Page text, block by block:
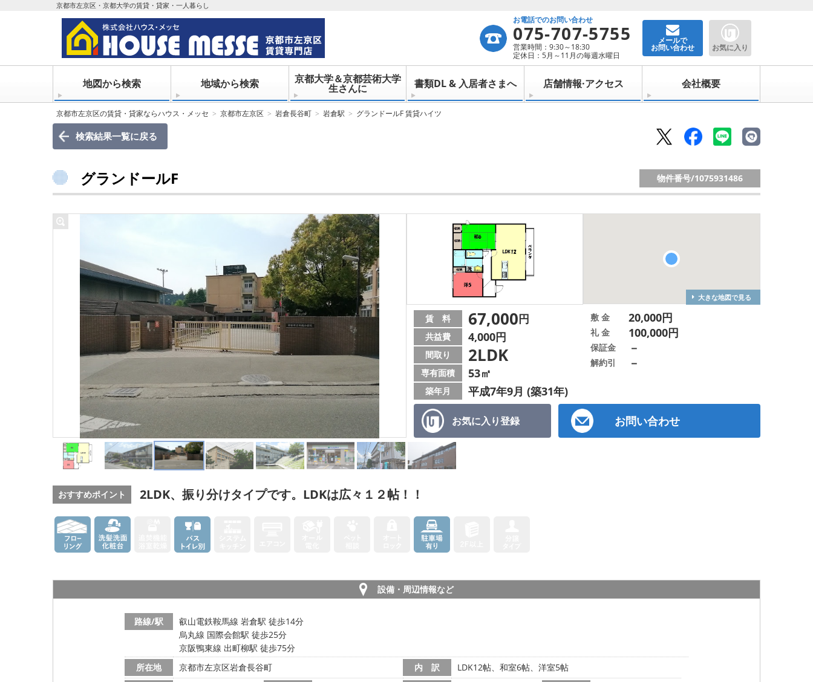
京都市左京区・京都大学の賃貸・貸家・一人暮らし
お電話でのお問い合わせ
075-707-5755
営業時間：9:30～18:30
定休日：5月～11月の毎週水曜日
メールで
お問い合わせ お気に入り
地図から検索 地域から検索 京都大学＆京都芸術大学
生さんに 書類DL & 入居者さまへ 店舗情報·アクセス 会社概要
京都市左京区の賃貸・貸家ならハウス・メッセ 京都市左京区 岩倉長谷町 岩倉駅 グランドールF 賃貸ハイツ
検索結果一覧に戻る
グランドールF 物件番号/1075931486
大きな地図で見る
お気に入り登録 お問い合わせ
賃 料 67,000円
共益費 4,000円
間取り 2LDK
専有面積 53㎡
築年月 平成7年9月 (築31年)
敷 金 20,000円
礼 金 100,000円
保証金 －
解約引 －
おすすめポイント 2LDK、振り分けタイプです。LDKは広々１２帖！！
設備・周辺情報など
路線/駅
叡山電鉄鞍馬線 岩倉駅 徒歩14分
烏丸線 国際会館駅 徒歩25分
京阪鴨東線 出町柳駅 徒歩75分
所在地
京都市左京区岩倉長谷町 内 訳
LDK12帖、和室6帖、洋室5帖